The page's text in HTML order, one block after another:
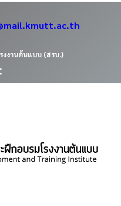
งานต้นแบบ (สรบ.)